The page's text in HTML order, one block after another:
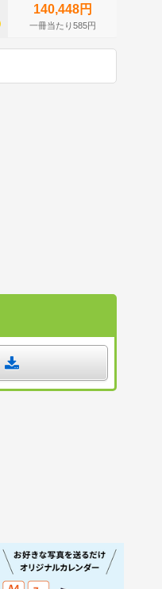
140,448円
一冊当たり585円